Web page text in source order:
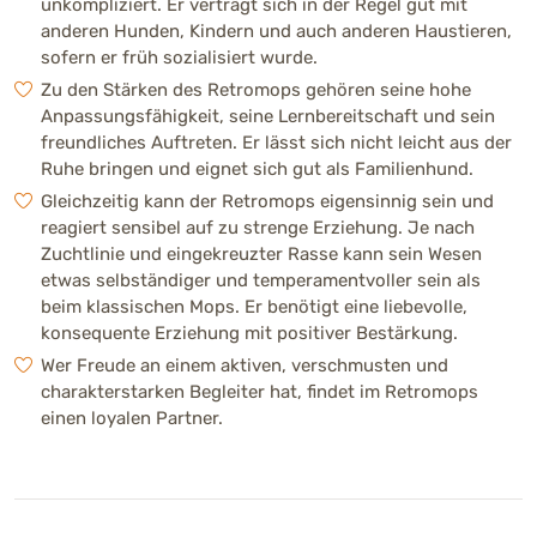
Körperliche Merkmale
Ähnelt dem klassischen Mops, meist jedoch
etwas sportlicher und weniger gedrungen.
Typisch ist vor allem die längere Schnauze mit
offeneren Nasenlöchern und meist weniger
ausgeprägten Stirnfalten. Schhlanker,
beweglicheren Körperbau mit kurzem, glattem
Fell und den typischen Mopsfarben.
Höhe / Größe
32 - 38 cm (klein) (Rüde)
32 - 38 cm (Hündin)
Gewicht
8 - 12 kg (Rüde)
unkompliziert. Er verträgt sich in der Regel gut mit
anderen Hunden, Kindern und auch anderen Haustieren,
sofern er früh sozialisiert wurde.
Zu den Stärken des Retromops gehören seine hohe
Anpassungsfähigkeit, seine Lernbereitschaft und sein
freundliches Auftreten. Er lässt sich nicht leicht aus der
Ruhe bringen und eignet sich gut als Familienhund.
Gleichzeitig kann der Retromops eigensinnig sein und
reagiert sensibel auf zu strenge Erziehung. Je nach
Zuchtlinie und eingekreuzter Rasse kann sein Wesen
etwas selbständiger und temperamentvoller sein als
beim klassischen Mops. Er benötigt eine liebevolle,
konsequente Erziehung mit positiver Bestärkung.
Wer Freude an einem aktiven, verschmusten und
charakterstarken Begleiter hat, findet im Retromops
einen loyalen Partner.